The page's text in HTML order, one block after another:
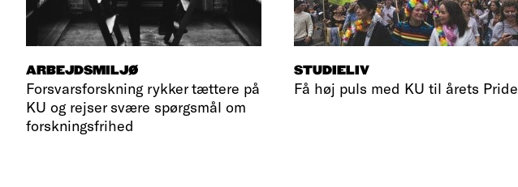
ARBEJDSMILJØ
Forsvarsforskning rykker tættere på
KU og rejser svære spørgsmål om
forskningsfrihed
STUDIELIV
Få høj puls med KU til årets Pride